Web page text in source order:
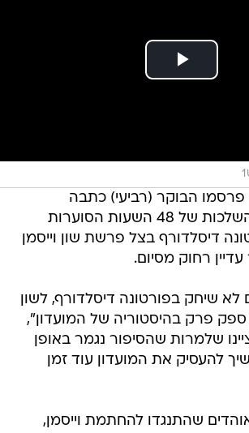
פרסמו הבוקר (רביעי) כתבה
שסוקרת את ההשלכות של 48 השעות הסוערות
דיסלדורף בצל פרשת שון וייסמן
עדיין רחוק מסיום.
שיחק בפורטונה דיסלדורף, לשון
ספק פרק בהיסטוריה של המועדון",
שלמרות שהסיפור נגמר באופן
להעסיק את המועדון עוד זמן
שהתנגדו להחתמת וייסמן,